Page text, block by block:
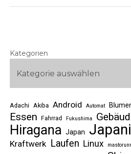
Kategorien
Adachi Akiba Android Automat
Essen Fahrrad Fukushima
Hiragana Japan
Kraftwerk Laufen Linux